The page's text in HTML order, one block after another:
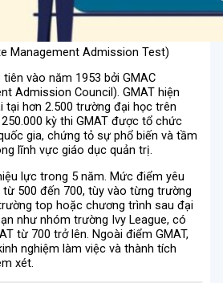
Management Admission Test)
vào năm 1953 bởi GMAC
Admission Council). GMAT hiện
tại hơn 2.500 trường đại học trên
kỳ thi GMAT được tổ chức
gia, chứng tỏ sự phổ biến và tầm
lĩnh vực giáo dục quản trị.
lực trong 5 năm. Mức điểm yêu
500 đến 700, tùy vào từng trường
top hoặc chương trình sau đại
như nhóm trường Ivy League, có
từ 700 trở lên. Ngoài điểm GMAT,
nghiệm làm việc và thành tích
xét.